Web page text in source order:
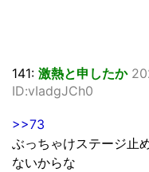
141: 激熱と申したか
ID:vIadgJCh0
>>73
ぶっちゃけステージ止
ないからな